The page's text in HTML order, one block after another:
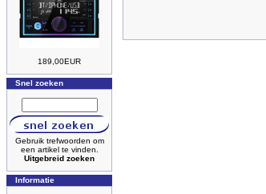
189,00EUR
Snel zoeken
Gebruik trefwoorden om
een artikel te vinden.
Uitgebreid zoeken
Informatie